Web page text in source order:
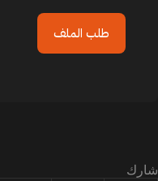
طلب الملف
شارك